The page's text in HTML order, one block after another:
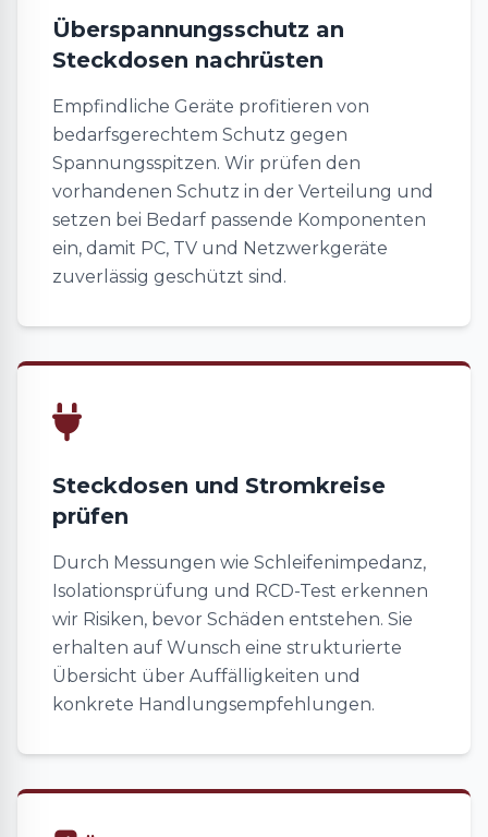
Überspannungsschutz an
Steckdosen nachrüsten
Empfindliche Geräte profitieren von
bedarfsgerechtem Schutz gegen
Spannungsspitzen. Wir prüfen den
vorhandenen Schutz in der Verteilung und
setzen bei Bedarf passende Komponenten
ein, damit PC, TV und Netzwerkgeräte
zuverlässig geschützt sind.
Steckdosen und Stromkreise
prüfen
Durch Messungen wie Schleifenimpedanz,
Isolationsprüfung und RCD-Test erkennen
wir Risiken, bevor Schäden entstehen. Sie
erhalten auf Wunsch eine strukturierte
Übersicht über Auffälligkeiten und
konkrete Handlungsempfehlungen.